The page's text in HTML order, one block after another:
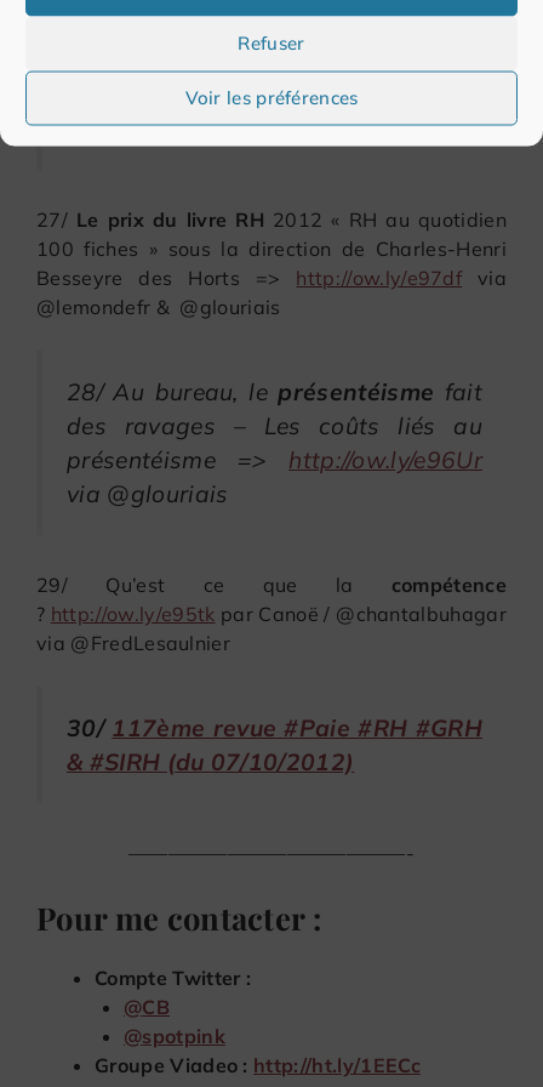
Refuser
Voir les préférences
http://ow.ly/e97yZvia @glouriais
sur @lemondefr
27/Le prix du livre RH 2012 « RH au quotidien
100 fiches » sous la direction de Charles-Henri
Besseyre des Horts => http://ow.ly/e97df via
@lemondefr & @glouriais
28/ Au bureau, leprésentéisme fait
des ravages – Les coûts liés au
présentéisme => http://ow.ly/e96Ur
via @glouriais
29/ Qu’est ce que la compétence
? http://ow.ly/e95tk par Canoë / @chantalbuhagar
via @FredLesaulnier
30/ 117ème revue #Paie #RH #GRH
& #SIRH (du 07/10/2012)
——————————————-
Pour me contacter :
Compte Twitter :
@CB
@spotpink
Groupe Viadeo : http://ht.ly/1EECc